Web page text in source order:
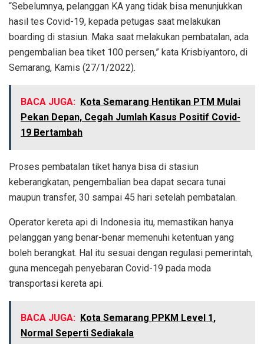
“Sebelumnya, pelanggan KA yang tidak bisa menunjukkan
hasil tes Covid-19, kepada petugas saat melakukan
boarding di stasiun. Maka saat melakukan pembatalan, ada
pengembalian bea tiket 100 persen,” kata Krisbiyantoro, di
Semarang, Kamis (27/1/2022).
BACA JUGA: Kota Semarang Hentikan PTM Mulai
Pekan Depan, Cegah Jumlah Kasus Positif Covid-
19 Bertambah
Proses pembatalan tiket hanya bisa di stasiun
keberangkatan, pengembalian bea dapat secara tunai
maupun transfer, 30 sampai 45 hari setelah pembatalan.
Operator kereta api di Indonesia itu, memastikan hanya
pelanggan yang benar-benar memenuhi ketentuan yang
boleh berangkat. Hal itu sesuai dengan regulasi pemerintah,
guna mencegah penyebaran Covid-19 pada moda
transportasi kereta api.
BACA JUGA: Kota Semarang PPKM Level 1,
Normal Seperti Sediakala